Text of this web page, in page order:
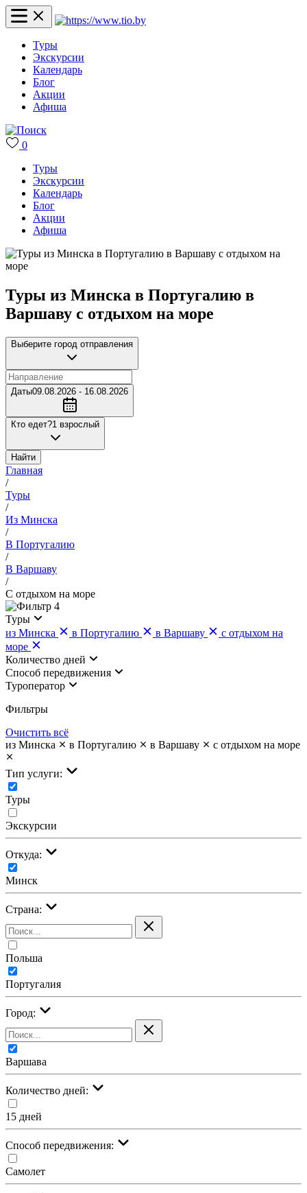
Туры
Экскурсии
Календарь
Блог
Акции
Афиша
0
Туры
Экскурсии
Календарь
Блог
Акции
Афиша
Туры из Минска в Португалию в
Варшаву с отдыхом на море
Выберите город отправления
Даты09.08.2026 - 16.08.2026
Кто едет?1 взрослый
Найти
Главная
/
Туры
/
Из Минска
/
В Португалию
/
В Варшаву
/
С отдыхом на море
4
Туры
из Минска
в Португалию в Варшаву
с отдыхом на
море
Количество дней
Cпособ передвижения
Туроператор
Фильтры
Очистить всё
из Минска
в Португалию в Варшаву с отдыхом на море
Тип услуги:
Туры
Экскурсии
Откуда:
Минск
Страна:
Польша
Португалия
Город:
Варшава
Количество дней:
15 дней
Cпособ передвижения:
Самолет